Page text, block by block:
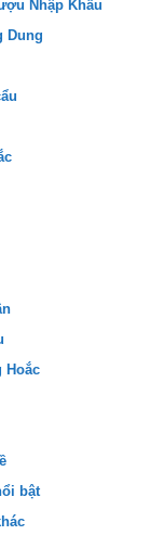
Nhập Khẩu
Dung
Hoắc
bật